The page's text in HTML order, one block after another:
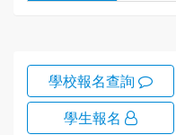
學校報名查詢
學生報名